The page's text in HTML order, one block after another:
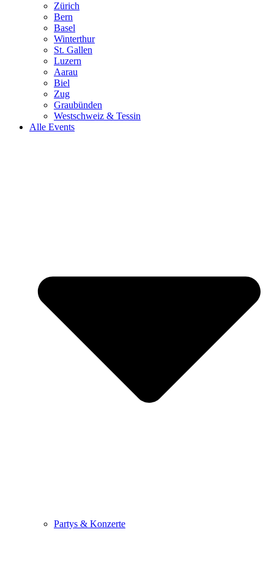
Zürich
Bern
Basel
Winterthur
St. Gallen
Luzern
Aarau
Biel
Zug
Graubünden
Westschweiz & Tessin
Alle Events
Partys & Konzerte